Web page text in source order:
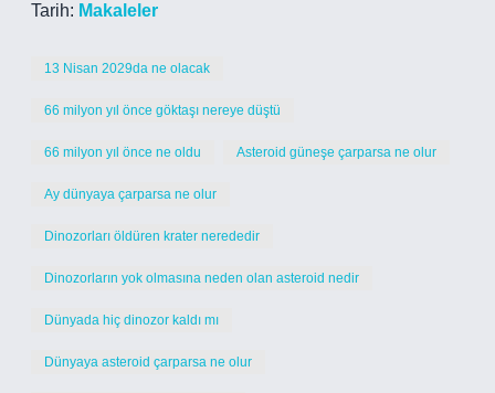
Tarih: Makaleler
13 Nisan 2029da ne olacak
66 milyon yıl önce göktaşı nereye düştü
66 milyon yıl önce ne oldu Asteroid güneşe çarparsa ne olur
Ay dünyaya çarparsa ne olur
Dinozorları öldüren krater nerededir
Dinozorların yok olmasına neden olan asteroid nedir
Dünyada hiç dinozor kaldı mı
Dünyaya asteroid çarparsa ne olur